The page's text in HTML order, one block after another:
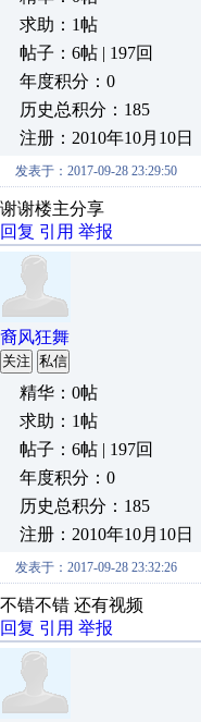
求助：1帖
帖子：6帖 | 197回
年度积分：0
历史总积分：185
注册：2010年10月10日
发表于：2017-09-28 23:29:50
谢谢楼主分享
回复 引用 举报
裔风狂舞
关注 私信
精华：0帖
求助：1帖
帖子：6帖 | 197回
年度积分：0
历史总积分：185
注册：2010年10月10日
发表于：2017-09-28 23:32:26
不错不错 还有视频
回复 引用 举报